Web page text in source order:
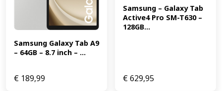
Samsung Galaxy Tab A9
– 64GB – 8.7 inch – ...
€ 189,99
Samsung – Galaxy Tab
Active4 Pro SM-T630 –
128GB...
€629,95